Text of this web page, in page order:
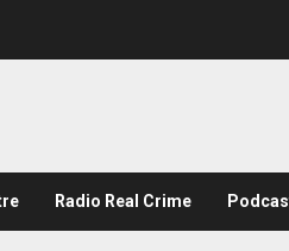
Radio Real Crime